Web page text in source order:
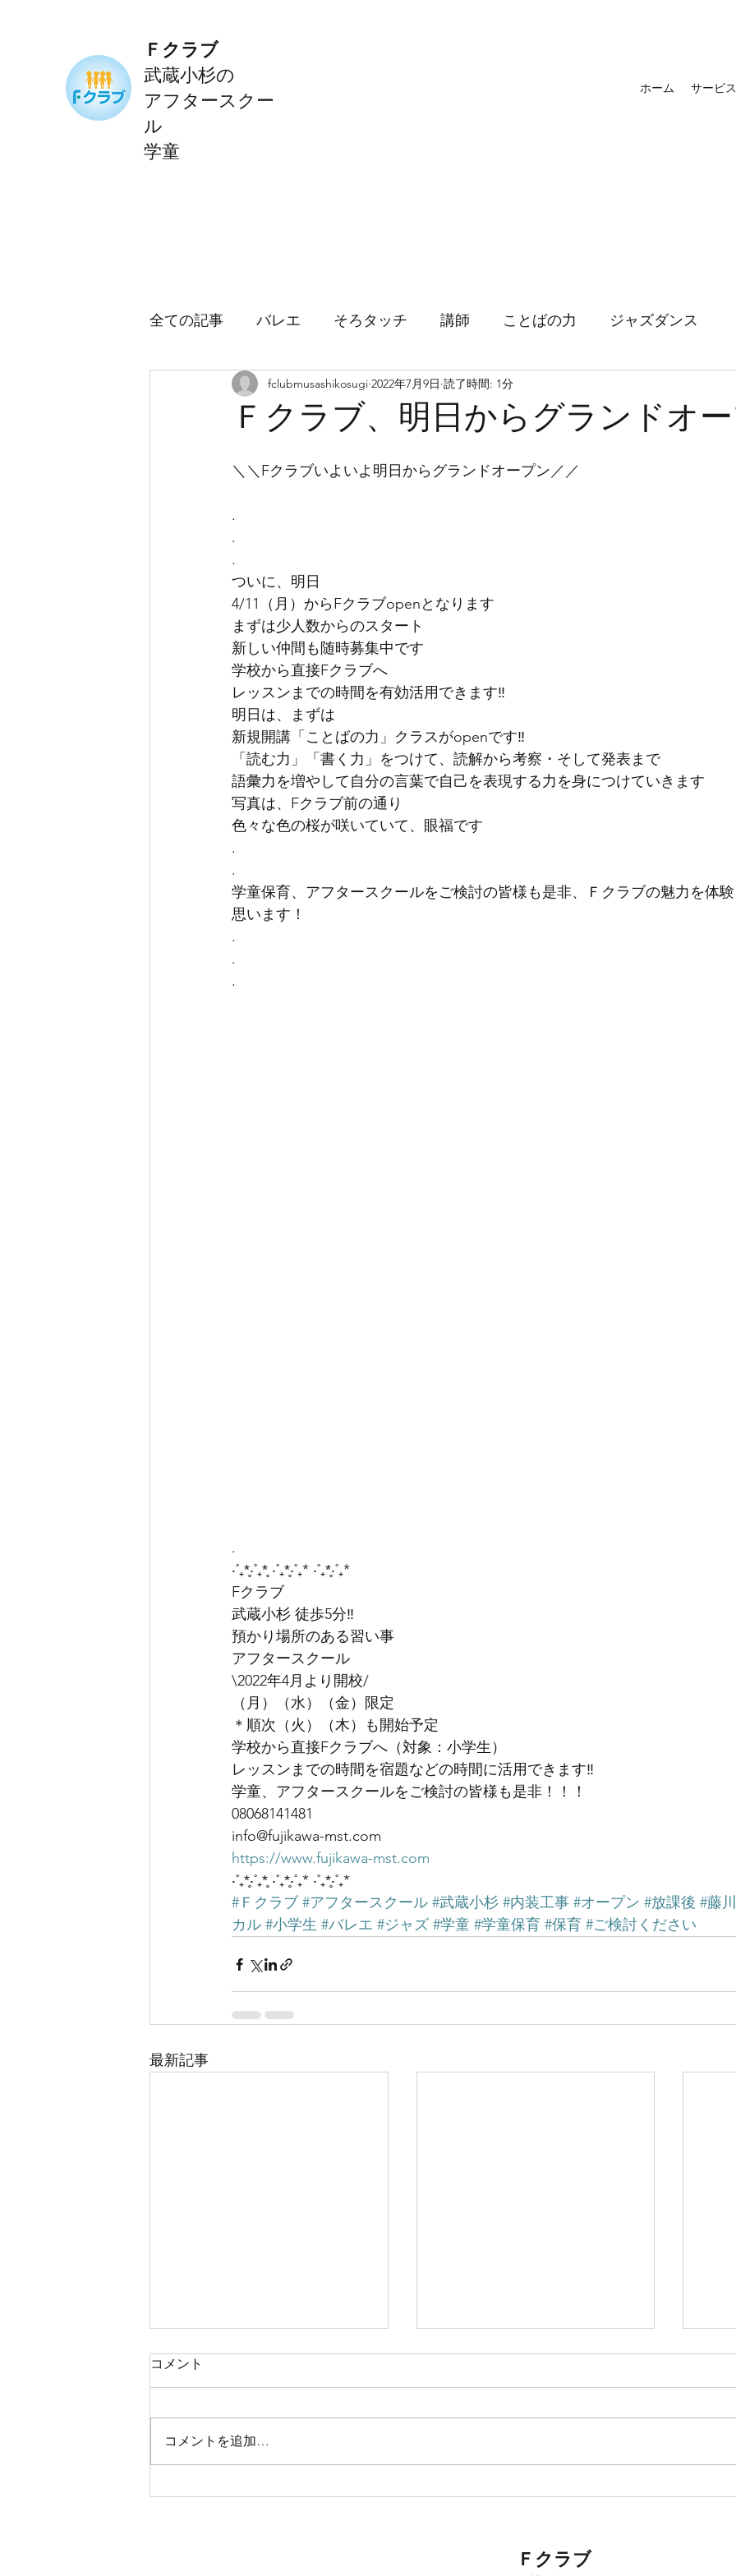
Ｆクラブ
武蔵小杉の
アフタースクー
ル
学童
ホーム サービス
全ての記事 バレエ そろタッチ 講師 ことばの力 ジャズダンス
夏期講習 休憩 藤川ミュージカルスタジオ
Ｆクラブ、明日からグランドオー
fclubmusashikosugi 2022年7月9日 読了時間: 1分
＼＼Fクラブいよいよ明日からグランドオープン／／
.
.
.
ついに、明日
4/11（月）からFクラブopenとなります
まずは少人数からのスタート
新しい仲間も随時募集中です
学校から直接Fクラブへ
レッスンまでの時間を有効活用できます‼︎
明日は、まずは
新規開講「ことばの力」クラスがopenです‼︎
「読む力」「書く力」をつけて、読解から考察・そして発表まで
語彙力を増やして自分の言葉で自己を表現する力を身につけていきます
写真は、Fクラブ前の通り
色々な色の桜が咲いていて、眼福です
.
.
学童保育、アフタースクールをご検討の皆様も是非、Ｆクラブの魅力を体
思います！
.
.
.
.
‧˚₊*̥‧˚₊*̥ ‧˚₊*̥‧˚₊* ‧˚₊*̥‧˚₊*
Fクラブ
武蔵小杉 徒歩5分‼︎
預かり場所のある習い事
アフタースクール
\2022年4月より開校/
（月）（水）（金）限定
＊順次（火）（木）も開始予定
学校から直接Fクラブへ（対象：小学生）
レッスンまでの時間を宿題などの時間に活用できます‼︎
学童、アフタースクールをご検討の皆様も是非！！！
08068141481
info@fujikawa-mst.com
https://www.fujikawa-mst.com
‧˚₊*̥‧˚₊*̥ ‧˚₊*̥‧˚₊* ‧˚₊*̥‧˚₊*
#Ｆクラブ #アフタースクール #武蔵小杉 #内装工事 #オープン #放課後 #藤川
カル #小学生 #バレエ #ジャズ #学童 #学童保育 #保育 #ご検討ください
最新記事
7月ラスト‼️‼️【言葉のチカ
コメント
コメントを追加…
Ｆクラブ